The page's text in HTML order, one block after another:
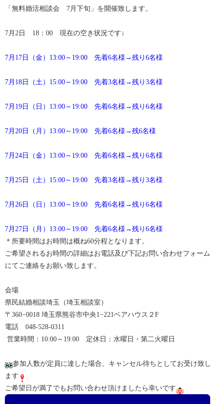
「無料婚活相談会 7月下旬」を開催致します。
7月2日 18：00 現在の空き状況です↓
7月17日（金）13:00～19:00 先着6名様→残り6名様
7月18日（土）15:00～19:00 先着3名様→残り3名様
7月19日（日）13:00～19:00 先着6名様→残り6名様
7月20日（月）13:00～19:00 先着6名様→残6名様
7月24日（金）13:00～19:00 先着6名様→残り6名様
7月25日（土）15:00～19:00 先着3名様→残り3名様
7月26日（日）13:00～19:00 先着6名様→残り6名様
7月27日（月）13:00～19:00 先着6名様→残り6名様
＊所要時間はお時間は概ね60分程となります。
ご希望されるお時間の詳細はお電話及び下記お問い合わせフォーム
にてご連絡をお願い致します。
会場
県民結婚相談埼玉（埼玉相談室）
〒360−0018 埼玉県熊谷市中央1−221ベアハウス２F
電話 048-528-0311
営業時間：10:00～19:00 定休日：水曜日・第二火曜日
参加人数が定員に達した場合、キャンセル待ちとしてお受け致し
ます
ご希望日が満了でもお問い合わせ頂けましたら幸いです